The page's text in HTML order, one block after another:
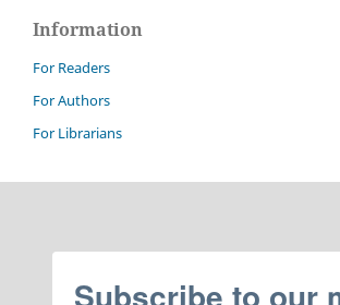
Information
For Readers
For Authors
For Librarians